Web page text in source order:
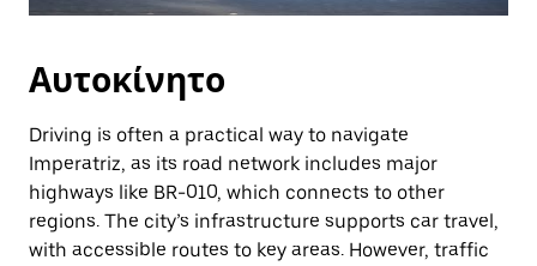
Αυτοκίνητο
Driving is often a practical way to navigate
Imperatriz, as its road network includes major
highways like BR-010, which connects to other
regions. The city’s infrastructure supports car travel,
with accessible routes to key areas. However, traffic